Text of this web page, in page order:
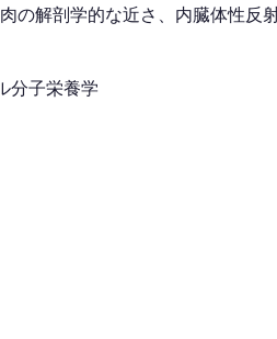
の解剖学的な近さ、内臓体性反
分子栄養学